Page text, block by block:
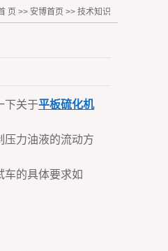
页 >> 安博首页 >> 技术知识
下关于平板硫化机
压力油液的流动方
的具体要求如